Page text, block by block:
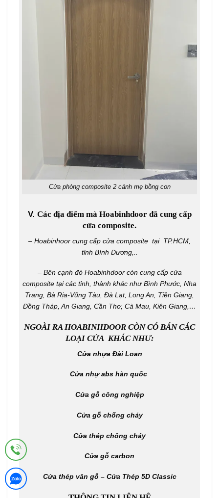
Cửa phòng composite 2 cánh mẹ bồng con
V. Các địa điểm mà Hoabinhdoor đã cung cấp
cửa composite.
– Hoabinhoor cung cấp cửa composite tại TP.HCM,
tỉnh Bình Dương,..
– Bên cạnh đó Hoabinhdoorcòn cung cấp cửa
composite tại các tỉnh, thành khác như Bình Phước, Nha
Trang, Bà Rịa-Vũng Tàu, Đà Lạt, Long An, Tiền Giang,
Đồng Tháp, An Giang, Cần Thơ, Cà Mau, Kiên Giang,…
NGOÀI RA HOABINHDOOR CÒN CÓ BÁN CÁC
LOẠI CỬA KHÁC NHƯ:
Cửa nhựa Đài Loan
Cửa nhự abs hàn quốc
Cửa gỗ công nghiệp
Cửa gỗ chống cháy
Cửa thép chống cháy
Cửa gỗ carbon
Cửa thép vân gỗ – Cửa Thép 5D Classic